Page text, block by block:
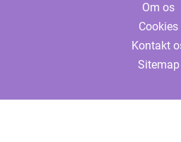
Om os
Cookies
Kontakt
Sitemap